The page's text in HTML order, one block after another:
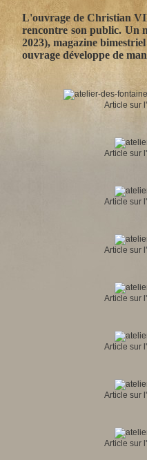
L'ouvrage de Christian
rencontre son public. Un
2023), magazine
ouvrage développe de
Article sur
Article sur
Article sur
Article sur
Article sur
Article sur
Article sur
Article sur